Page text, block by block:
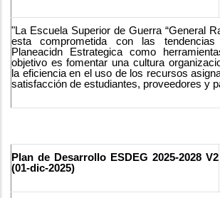
"La Escuela Superior de Guerra “General
esta comprometida con las
Planeacidn Estrategica como
objetivo es fomentar una cultura
la eficiencia en el uso de los recursos
satisfacción de estudiantes, proveedores y
Plan de Desarrollo ESDEG 2025-2028 V2
(01-dic-2025)